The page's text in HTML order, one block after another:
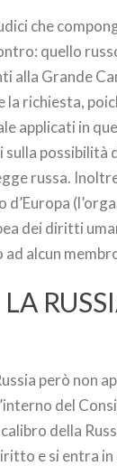
che
quello
alla Grande
la richiesta,
applicati in
possibilità
russa.
d’Europa
dei diritti
ad alcun
però non
del
della
e si entra